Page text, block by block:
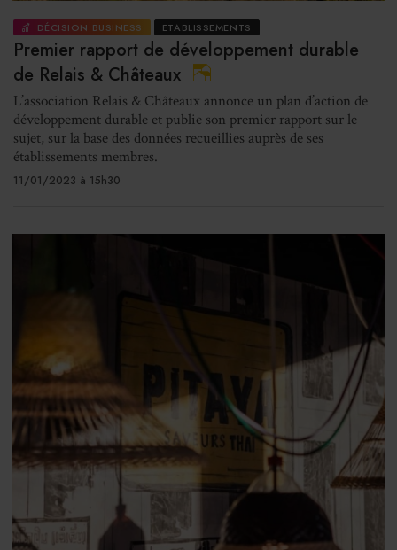
DÉCISION BUSINESS ETABLISSEMENTS
Premier rapport de développement durable
de Relais & Châteaux
L’association Relais & Châteaux annonce un plan d’action de
développement durable et publie son premier rapport sur le
sujet, sur la base des données recueillies auprès de ses
établissements membres.
11/01/2023 à 15h30